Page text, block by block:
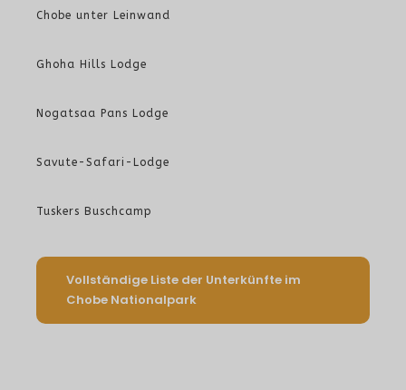
Chobe unter Leinwand
Ghoha Hills Lodge
Nogatsaa Pans Lodge
Savute-Safari-Lodge
Tuskers Buschcamp
Vollständige Liste der Unterkünfte im
Chobe Nationalpark